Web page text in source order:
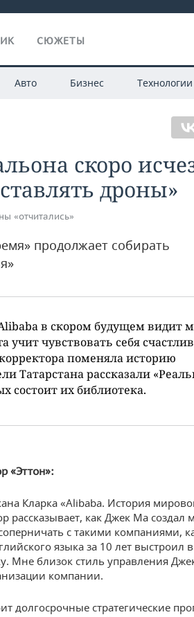
СЮЖЕТЫ
Авто Бизнес Технологии
скоро
дроны»
«отчитались»
продолжает собирать
в скором будущем видит
учит чувствовать себя
поменяла историю
Татарстана рассказали
состоит их библиотека.
«Эттон»:
Кларка «Alibaba. История
рассказывает, как Джек Ма создал
с такими компаниями,
языка за 10 лет выстроил
Мне близок стиль управления
компании.
долгосрочные стратегические